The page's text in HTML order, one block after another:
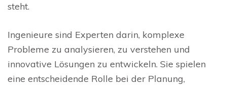
steht.
Ingenieure sind Experten darin, komplexe
Probleme zu analysieren, zu verstehen und
innovative Lösungen zu entwickeln. Sie spielen
eine entscheidende Rolle bei der Planung,